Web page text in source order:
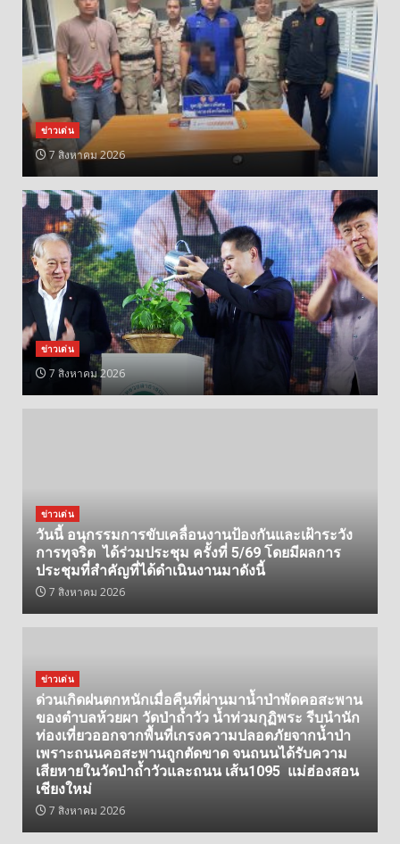
ข่าวเด่น
7 สิงหาคม 2026
ข่าวเด่น
7 สิงหาคม 2026
ข่าวเด่น
วันนี้ อนุกรรมการขับเคลื่อนงานป้องกันและเฝ้าระวัง
การทุจริต ได้ร่วมประชุม ครั้งที่ 5/69 โดยมีผลการ
ประชุมที่สำคัญที่ได้ดำเนินงานมาดังนี้
7 สิงหาคม 2026
ข่าวเด่น
ด่วนเกิดฝนตกหนักเมื่อคืนที่ผ่านมาน้ำป่าพัดคอสะพาน
ของตำบลห้วยผา วัดป่าถ้ำวัว น้ำท่วมกุฏิพระ รีบนำนัก
ท่องเที่ยวออกจากพื้นที่เกรงความปลอดภัยจากน้ำป่า
เพราะถนนคอสะพานถูกตัดขาด จนถนนได้รับความ
เสียหายในวัดป่าถ้ำวัวและถนน เส้น1095 แม่ฮ่องสอน
เชียงใหม่
7 สิงหาคม 2026